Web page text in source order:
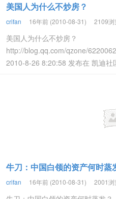
美国人为什么不炒房？
crifan 16年前 (2010-08-31) 2109浏
美国人为什么不炒房？
http://blog.qq.com/qzone/
2010-8-26 8:20:58 发布在 凯迪社
牛刀：中国白领的资产何时蒸
crifan 16年前 (2010-08-31) 2001浏